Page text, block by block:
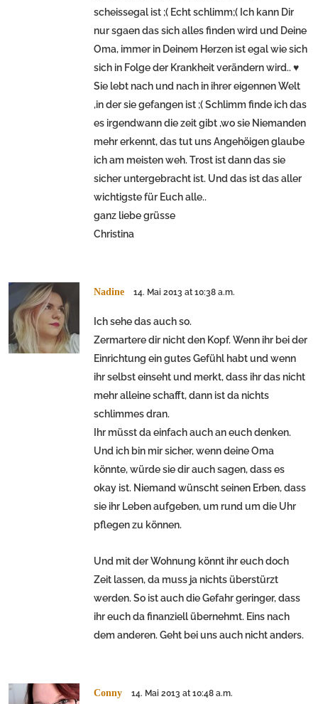
scheissegal ist ;( Echt schlimm;( Ich kann Dir
nur sgaen das sich alles finden wird und Deine
Oma, immer in Deinem Herzen ist egal wie sich
sich in Folge der Krankheit verändern wird.. ♥
Sie lebt nach und nach in ihrer eigennen Welt
,in der sie gefangen ist ;( Schlimm finde ich das
es irgendwann die zeit gibt ,wo sie Niemanden
mehr erkennt, das tut uns Angehöigen glaube
ich am meisten weh. Trost ist dann das sie
sicher untergebracht ist. Und das ist das aller
wichtigste für Euch alle..
ganz liebe grüsse
Christina
Nadine 14. Mai 2013 at 10:38 a.m.
Ich sehe das auch so.
Zermartere dir nicht den Kopf. Wenn ihr bei der
Einrichtung ein gutes Gefühl habt und wenn
ihr selbst einseht und merkt, dass ihr das nicht
mehr alleine schafft, dann ist da nichts
schlimmes dran.
Ihr müsst da einfach auch an euch denken.
Und ich bin mir sicher, wenn deine Oma
könnte, würde sie dir auch sagen, dass es
okay ist. Niemand wünscht seinen Erben, dass
sie ihr Leben aufgeben, um rund um die Uhr
pflegen zu können.
Und mit der Wohnung könnt ihr euch doch
Zeit lassen, da muss ja nichts überstürzt
werden. So ist auch die Gefahr geringer, dass
ihr euch da finanziell übernehmt. Eins nach
dem anderen. Geht bei uns auch nicht anders.
Conny 14. Mai 2013 at 10:48 a.m.